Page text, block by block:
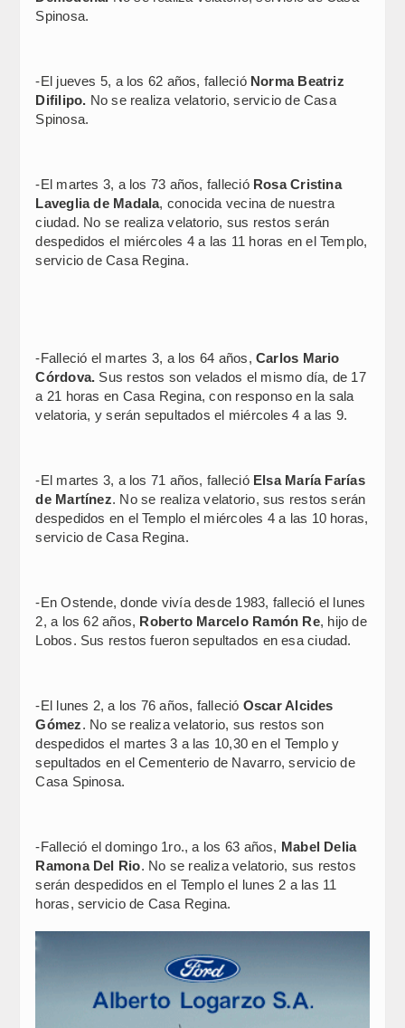
Spinosa.
-El jueves 5, a los 62 años, falleció Norma Beatriz
Difilipo. No se realiza velatorio, servicio de Casa
Spinosa.
-El martes 3, a los 73 años, falleció Rosa Cristina
Laveglia de Madala, conocida vecina de nuestra
ciudad. No se realiza velatorio, sus restos serán
despedidos el miércoles 4 a las 11 horas en el Templo,
servicio de Casa Regina.
-Falleció el martes 3, a los 64 años, Carlos Mario
Córdova. Sus restos son velados el mismo día, de 17
a 21 horas en Casa Regina, con responso en la sala
velatoria, y serán sepultados el miércoles 4 a las 9.
-El martes 3, a los 71 años, falleció Elsa María Farías
de Martínez. No se realiza velatorio, sus restos serán
despedidos en el Templo el miércoles 4 a las 10 horas,
servicio de Casa Regina.
-En Ostende, donde vivía desde 1983, falleció el lunes
2, a los 62 años, Roberto Marcelo Ramón Re, hijo de
Lobos. Sus restos fueron sepultados en esa ciudad.
-El lunes 2, a los 76 años, falleció Oscar Alcides
Gómez. No se realiza velatorio, sus restos son
despedidos el martes 3 a las 10,30 en el Templo y
sepultados en el Cementerio de Navarro, servicio de
Casa Spinosa.
-Falleció el domingo 1ro., a los 63 años, Mabel Delia
Ramona Del Rio. No se realiza velatorio, sus restos
serán despedidos en el Templo el lunes 2 a las 11
horas, servicio de Casa Regina.